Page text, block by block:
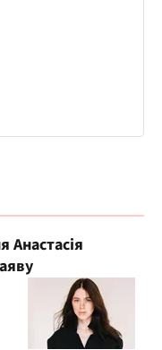
Анастасія